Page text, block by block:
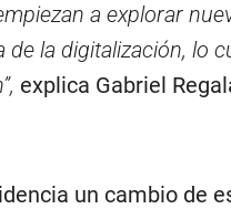
a explorar
la digitalización, lo
explica Gabriel
un cambio de